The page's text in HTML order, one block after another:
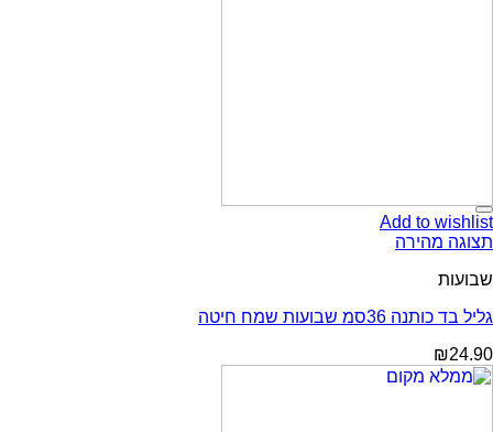
Add to wishlist
תצוגה מהירה
שבועות
גליל בד כותנה 36סמ שבועות שמח חיטה
₪24.90